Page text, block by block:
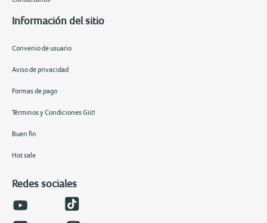
Información del sitio
Convenio de usuario
Aviso de privacidad
Formas de pago
Términos y Condiciones Giit!
Buen fin
Hot sale
Redes sociales